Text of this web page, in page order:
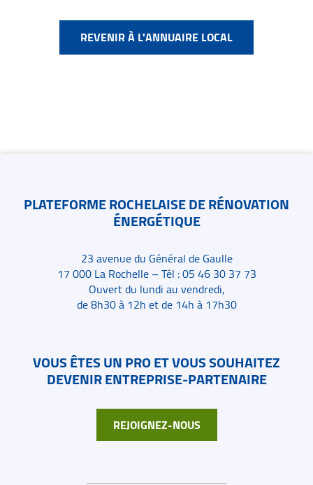
REVENIR À L'ANNUAIRE LOCAL
PLATEFORME ROCHELAISE DE RÉNOVATION
ÉNERGÉTIQUE
23 avenue du Général de Gaulle
17 000 La Rochelle – Tél : 05 46 30 37 73
Ouvert du lundi au vendredi,
de 8h30 à 12h et de 14h à 17h30
VOUS ÊTES UN PRO ET VOUS SOUHAITEZ
DEVENIR ENTREPRISE-PARTENAIRE
REJOIGNEZ-NOUS